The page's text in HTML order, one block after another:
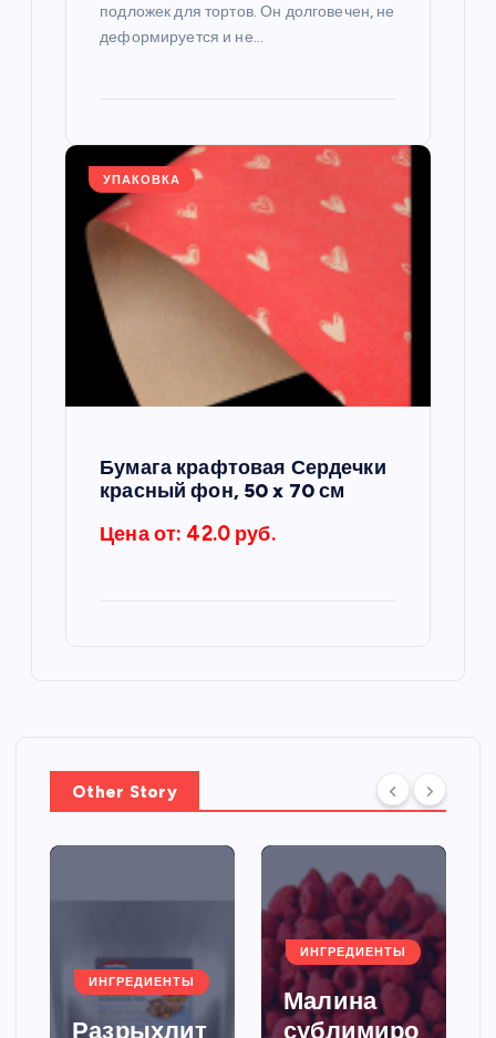
подложек для тортов. Он долговечен, не
деформируется и не…
УПАКОВКА
Бумага крафтовая Сердечки
красный фон, 50 x 70 см
Цена от: 42.0 руб.
Other Story
ИНГРЕДИЕНТЫ
Разрыхлит
ИНГРЕДИЕНТЫ
Малина
сублимиро